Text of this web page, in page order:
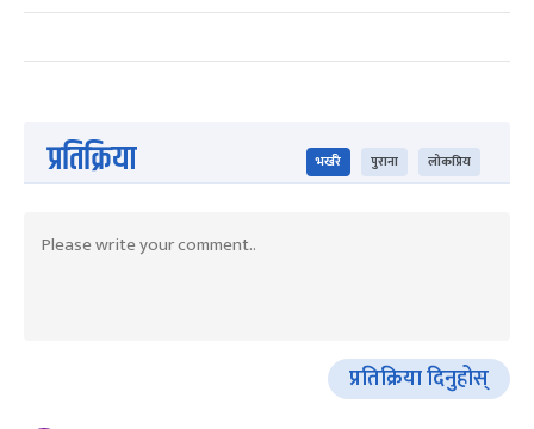
प्रतिक्रिया भर्खरै पुराना लोकप्रिय
प्रतिक्रिया दिनुहोस्